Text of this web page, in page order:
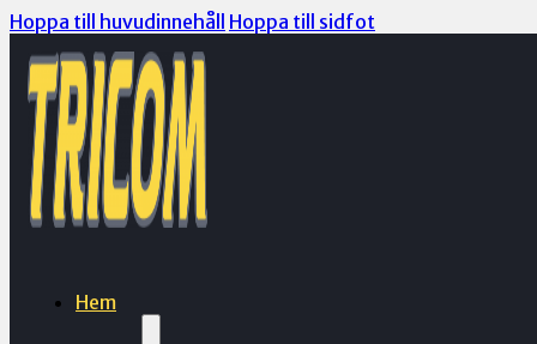
Hoppa till huvudinnehåll Hoppa till sidfot
Hem